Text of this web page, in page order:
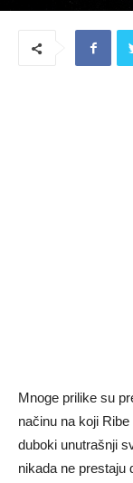
Mnoge prilike su
načinu na koji
duboki unutrašnji
nikada ne prestaju